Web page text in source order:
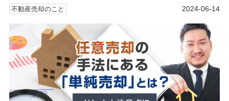
不動産売却のこと 2024-06-14